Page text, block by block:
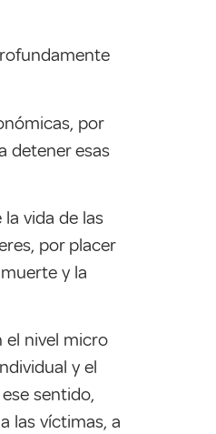
por
detener esas
vida de las
por placer
y la
el nivel micro
y el
sentido,
las víctimas, a